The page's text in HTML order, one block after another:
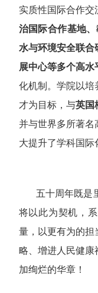
实质性国际合作交
治国际合作基地
水与环境安全联
展中心等多个高水
化机制。学院以培
才为目标，与英国
并与世界多所著名
大提升了学科国际
五十周年既是
将以此为契机，
量，以更有为的担
略、增进人民健康
加绚烂的华章！